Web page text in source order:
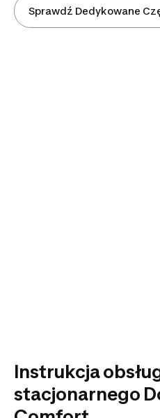
Sprawdź Dedykowane
Instrukcja
stacjonarnego